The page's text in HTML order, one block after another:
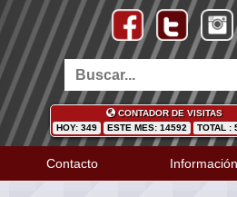
CONTADOR DE VISITAS
HOY: 349
ESTE MES: 14592 TOTAL :
Contacto Información